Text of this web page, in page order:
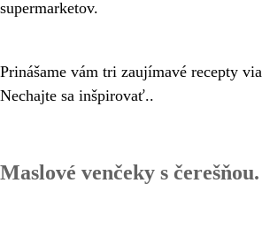
supermarketov.
Prinášame vám tri zaujímavé recepty
Nechajte sa inšpirovať..
Maslové venčeky s čerešňou.